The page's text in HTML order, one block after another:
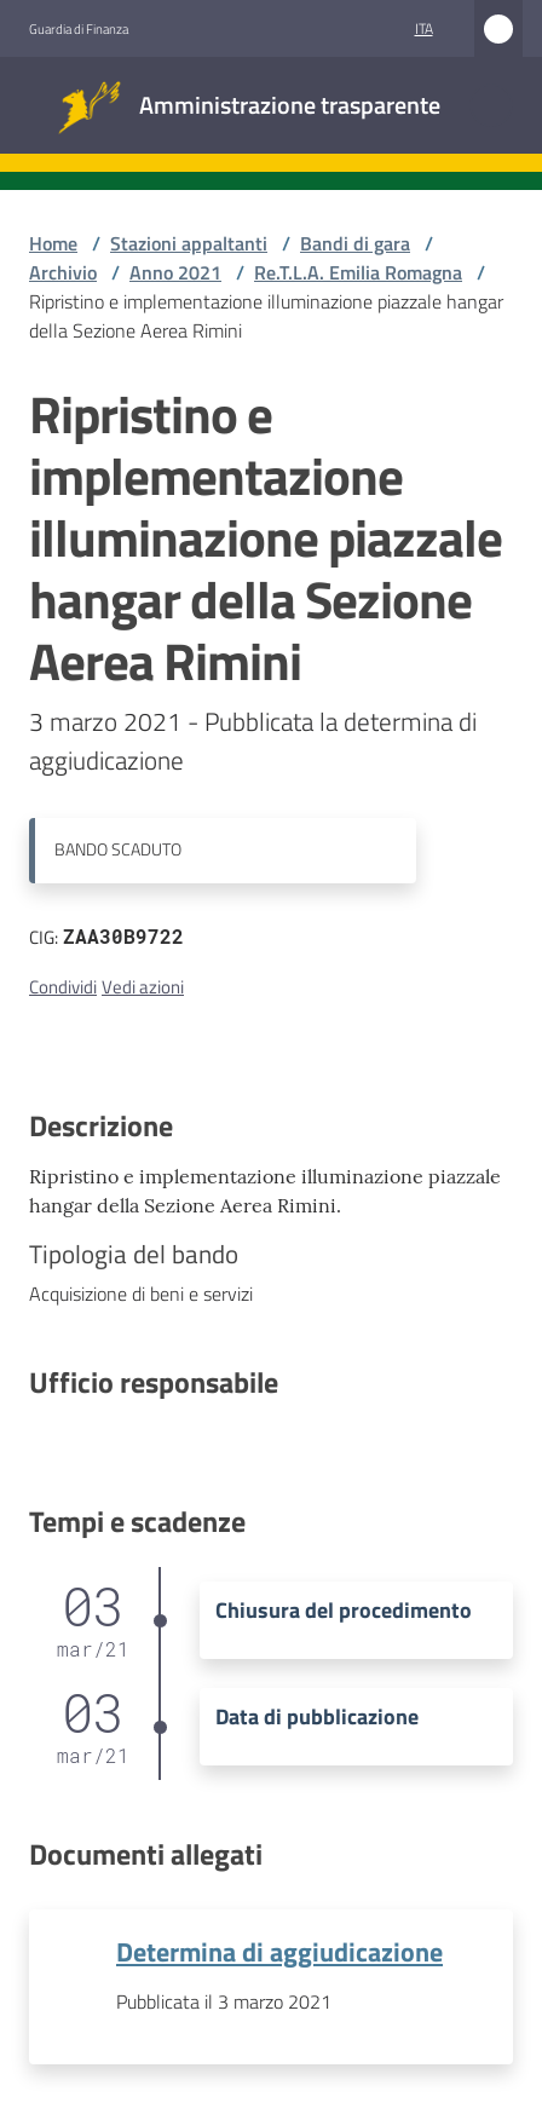
Guardia di Finanza ITA
Amministrazione trasparente
trasparente
Accesso
Stazioni
appaltanti
Contatti
Home / Stazioni appaltanti / Bandi di gara /
Archivio / Anno 2021 / Re.T.L.A. Emilia Romagna /
Ripristino e implementazione illuminazione piazzale hangar
della Sezione Aerea Rimini
Salta al contenuto
Ripristino e
implementazione
illuminazione piazzale
hangar della Sezione
Aerea Rimini
3 marzo 2021 - Pubblicata la determina di
aggiudicazione
BANDOSCADUTO
CIG:ZAA30B9722
CondividiVedi azioni
Descrizione
Ripristino e implementazione illuminazione piazzale
hangar della Sezione Aerea Rimini.
Tipologia del bando
Acquisizione di beni e servizi
Ufficio responsabile
Tempi e scadenze
03
mar/21
Chiusura del procedimento
03
mar/21
Data di pubblicazione
Documenti allegati
Determina di aggiudicazione
Pubblicata il 3 marzo 2021